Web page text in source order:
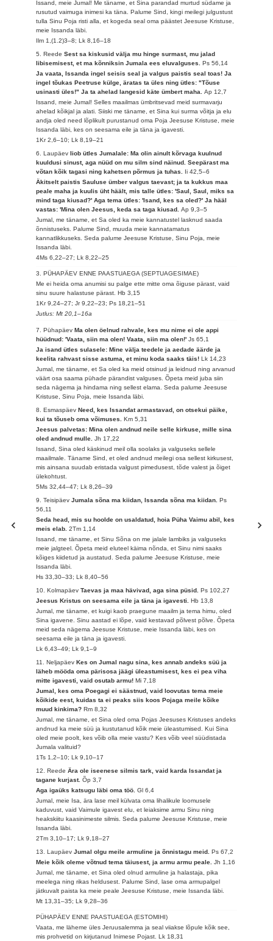
Issand, meie Jumal! Me täname, et Sina parandad murtud südame ja
rusutud vaimuga inimesi ka täna. Palume Sind, kingi meilegi julgustust
tulla Sinu Poja risti alla, et kogeda seal oma päästet Jeesuse Kristuse,
meie Issanda läbi.
Ilm 1,(1.2)3–8; Lk 8,16–18
5. ReedeSest sa kiskusid välja mu hinge surmast, mu jalad
libisemisest, et ma kõnniksin Jumala ees eluvalguses.Ps 56,14
Ja vaata, Issanda ingel seisis seal ja valgus paistis seal toas! Ja
ingel tõukas Peetruse külge, äratas ta üles ning ütles: "Tõuse
usinasti üles!" Ja ta ahelad langesid käte ümbert maha.Ap 12,7
Issand, meie Jumal! Selles maailmas ümbritsevad meid surmavarju
ahelad kõikjal ja alati. Siiski me täname, et Sina kui surma võitja ja elu
andja oled need lõplikult purustanud oma Poja Jeesuse Kristuse, meie
Issanda läbi, kes on seesama eile ja täna ja igavesti.
1Kr 2,6–10; Lk 8,19–21
6. LaupäevIiob ütles Jumalale: Ma olin ainult kõrvaga kuulnud
kuuldusi sinust, aga nüüd on mu silm sind näinud. Seepärast ma
võtan kõik tagasi ning kahetsen põrmus ja tuhas. Ii 42,5–6
Äkitselt paistis Sauluse ümber valgus taevast; ja ta kukkus maa
peale maha ja kuulis üht häält, mis talle ütles: 'Saul, Saul, miks sa
mind taga kiusad?' Aga tema ütles: 'Isand, kes sa oled?' Ja hääl
vastas: 'Mina olen Jeesus, keda sa taga kiusad.Ap 9,3–5
Jumal, me täname, et Sa oled ka meie kannatustel lasknud saada
õnnistuseks. Palume Sind, muuda meie kannatamatus
kannatlikkuseks. Seda palume Jeesuse Kristuse, Sinu Poja, meie
Issanda läbi.
4Ms 6,22–27; Lk 8,22–25
3. PÜHAPÄEV ENNE PAASTUAEGA (SEPTUAGESIMAE)
Me ei heida oma anumisi su palge ette mitte oma õiguse pärast, vaid
sinu suure halastuse pärast.Hb 3,15
1Kr 9,24–27; Jr 9,22–23; Ps 18,21–51
Jutlus: Mt 20,1–16a
7. PühapäevMa olen öelnud rahvale, kes mu nime ei ole appi
hüüdnud: 'Vaata, siin ma olen! Vaata, siin ma olen!'Js 65,1
Ja isand ütles sulasele: Mine välja teedele ja aedade äärde ja
keelita rahvast sisse astuma, et minu koda saaks täis!Lk 14,23
Jumal, me täname, et Sa oled ka meid otsinud ja leidnud ning arvanud
väärt osa saama pühade pärandist valguses. Õpeta meid juba siin
seda nägema ja hindama ning sellest elama. Seda palume Jeesuse
Kristuse, Sinu Poja, meie Issanda läbi.
8. EsmaspäevNeed, kes Issandat armastavad, on otsekui päike,
kui ta tõuseb oma võimuses.Km 5,31
Jeesus palvetas: Mina olen andnud neile selle kirkuse, mille sina
oled andnud mulle.Jh 17,22
Issand, Sina oled käskinud meil olla soolaks ja valguseks sellele
maailmale. Täname Sind, et oled andnud meilegi osa sellest kirkusest,
mis ainsana suudab eristada valgust pimedusest, tõde valest ja õiget
ülekohtust.
5Ms 32,44–47; Lk 8,26–39
9. TeisipäevJumala sõna ma kiidan, Issanda sõna ma kiidan.Ps
56,11
Seda head, mis su hoolde on usaldatud, hoia Püha Vaimu abil, kes
meis elab.2Tm 1,14
Issand, me täname, et Sinu Sõna on me jalale lambiks ja valguseks
meie jalgteel. Õpeta meid eluteel käima nõnda, et Sinu nimi saaks
kõiges kiidetud ja austatud. Seda palume Jeesuse Kristuse, meie
Issanda läbi.
Hs 33,30–33; Lk 8,40–56
10. KolmapäevTaevas ja maa hävivad, aga sina püsid.Ps 102,27
Jeesus Kristus on seesama eile ja täna ja igavesti.Hb 13,8
Jumal, me täname, et kuigi kaob praegune maailm ja tema himu, oled
Sina igavene. Sinu aastad ei lõpe, vaid kestavad põlvest põlve. Õpeta
meid seda nägema Jeesuse Kristuse, meie Issanda läbi, kes on
seesama eile ja täna ja igavesti.
Lk 6,43–49; Lk 9,1–9
11. NeljapäevKes on Jumal nagu sina, kes annab andeks süü ja
läheb mööda oma pärisosa jäägi üleastumisest, kes ei pea viha
mitte igavesti, vaid osutab armu!Mi 7,18
Jumal, kes oma Poegagi ei säästnud, vaid loovutas tema meie
kõikide eest, kuidas ta ei peaks siis koos Pojaga meile kõike
muud kinkima?Rm 8,32
Jumal, me täname, et Sina oled oma Pojas Jeesuses Kristuses andeks
andnud ka meie süü ja kustutanud kõik meie üleastumised. Kui Sina
oled meie poolt, kes võib olla meie vastu? Kes võib veel süüdistada
Jumala valituid?
1Ts 1,2–10; Lk 9,10–17
12. ReedeÄra ole iseenese silmis tark, vaid karda Issandat ja
tagane kurjast.Õp 3,7
Aga igaüks katsugu läbi oma töö.Gl 6,4
Jumal, meie Isa, ära lase meil külvata oma lihalikule loomusele
kaduvust, vaid Vaimule igavest elu, et leiaksime armu Sinu ning
heakskiitu kaasinimeste silmis. Seda palume Jeesuse Kristuse, meie
Issanda läbi.
2Tm 3,10–17; Lk 9,18–27
13. LaupäevJumal olgu meile armuline ja õnnistagu meid.Ps 67,2
Meie kõik oleme võtnud tema täiusest, ja armu armu peale.Jh 1,16
Jumal, me täname, et Sina oled olnud armuline ja halastaja, pika
meelega ning rikas heldusest. Palume Sind, lase oma armupalgel
jätkuvalt paista ka meie peale Jeesuse Kristuse, meie Issanda läbi.
Mt 13,31–35; Lk 9,28–36
PÜHAPÄEV ENNE PAASTUAEGA (ESTOMIHI)
Vaata, me läheme üles Jeruusalemma ja seal viiakse lõpule kõik see,
mis prohvetid on kirjutanud Inimese Pojast.Lk 18,31